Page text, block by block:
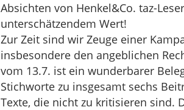
Absichten von Henkel&Co. taz-
unterschätzendem Wert!
Zur Zeit sind wir Zeuge einer
insbesondere den angeblichen
vom 13.7. ist ein wunderbarer
Stichworte zu insgesamt sechs
Texte, die nicht zu kritisieren sind.